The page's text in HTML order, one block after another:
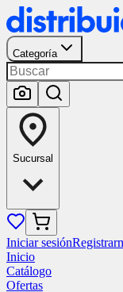
Categoría
Sucursal
Iniciar sesión
Inicio
Catálogo
Ofertas